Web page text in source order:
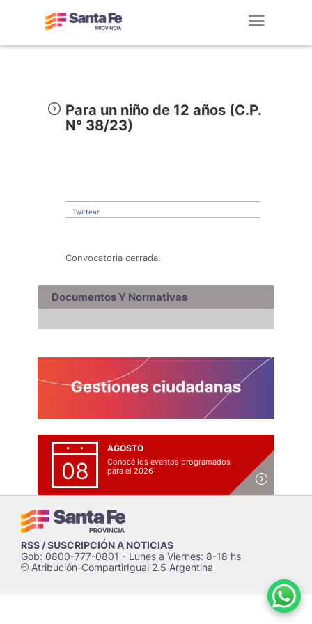
Para un niño de 12 años (C.P.
N° 38/23)
Twittear
Convocatoria cerrada.
Documentos Y Normativas
08
AGOSTO
Conocé los eventos programados
para el 2026
RSS / SUSCRIPCIÓN A NOTICIAS
Gob: 0800-777-0801 - Lunes a Viernes: 8-18 hs
cAtribución-CompartirIgual 2.5 Argentina